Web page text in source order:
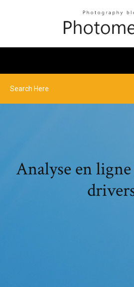
Analyse en